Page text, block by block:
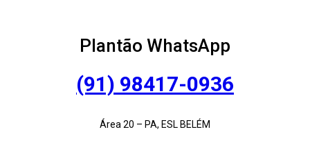
Plantão WhatsApp
(91) 98417-0936
Área 20 – PA, ESL BELÉM